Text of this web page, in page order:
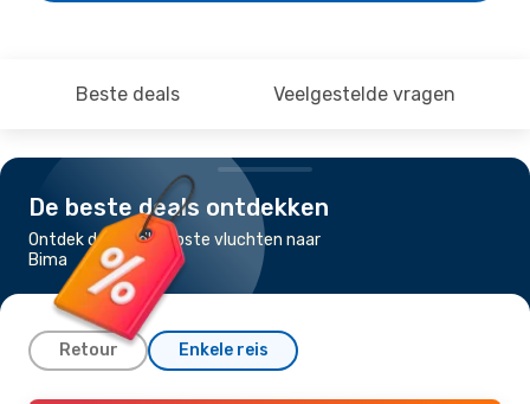
Beste deals Veelgestelde vragen
De beste deals ontdekken
Ontdek de goedkoopste vluchten naar
Bima
Retour Enkele reis